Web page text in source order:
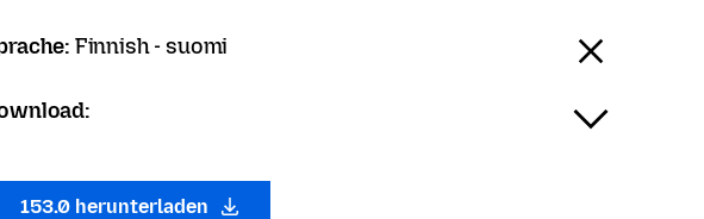
Finnish - suomi
153.0 herunterladen